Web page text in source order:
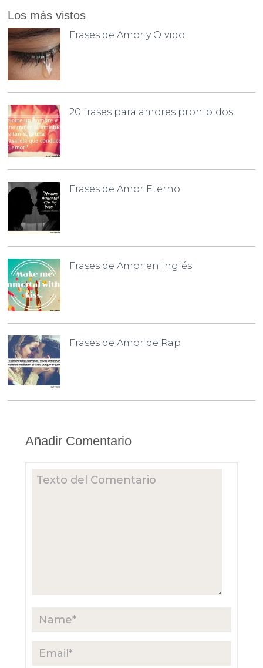
Los más vistos
Frases de Amor y Olvido
20 frases para amores prohibidos
Frases de Amor Eterno
Frases de Amor en Inglés
Frases de Amor de Rap
Añadir Comentario